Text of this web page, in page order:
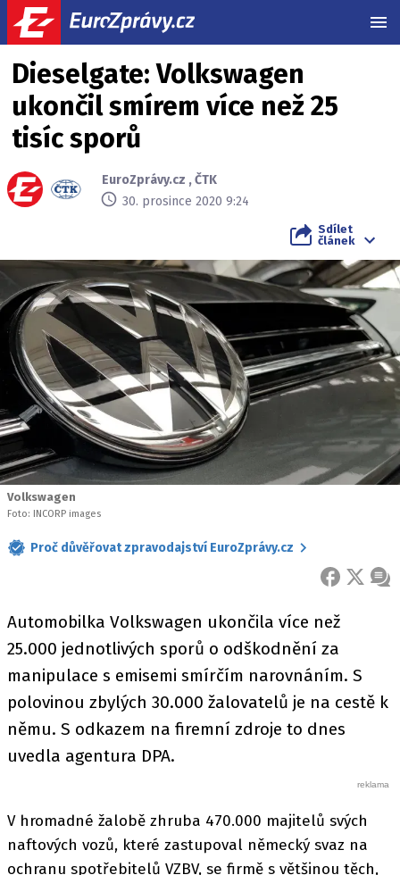
Dieselgate: Volkswagen
ukončil smírem více než 25
tisíc sporů
EuroZprávy.cz ,ČTK
30. prosince 2020 9:24
Sdílet
článek
Volkswagen
Foto: INCORP images
Proč důvěřovat zpravodajství EuroZprávy.cz
FACEBOOK
X
Automobilka Volkswagen ukončila více než
25.000 jednotlivých sporů o odškodnění za
manipulace s emisemi smírčím narovnáním. S
polovinou zbylých 30.000 žalovatelů je na cestě k
němu. S odkazem na firemní zdroje to dnes
uvedla agentura DPA.
V hromadné žalobě zhruba 470.000 majitelů svých
naftových vozů, které zastupoval německý svaz na
ochranu spotřebitelů VZBV, se firmě s většinou těch,